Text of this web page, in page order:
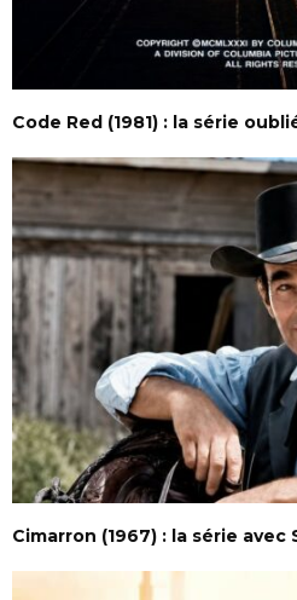
Code Red (1981) : la série
Cimarron (1967) : la série